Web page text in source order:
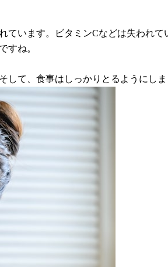
ています。ビタミンCなどは失われ
すね。
て、食事はしっかりとるようにしま